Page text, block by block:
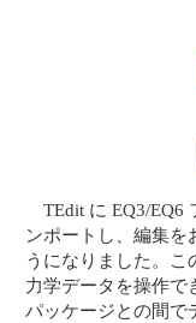
TEdit に EQ3/EQ6
ンポートし、編集を
うになりました。
力学データを操作で
パッケージとの間で